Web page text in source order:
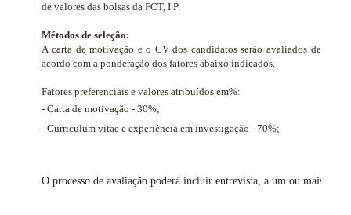
de valores das bolsas da FCT, I.P.
Métodos de seleção:
A carta de motivação e o CV dos candidatos serão avaliados de
acordo com a ponderação dos fatores abaixo indicados.
Fatores preferenciais e valores atribuídos em%:
- Carta de motivação - 30%;
- Curriculum vitae e experiência em investigação - 70%;
O processo de avaliação poderá incluir entrevista, a um ou mais